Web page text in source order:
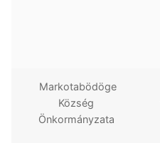
Markotabödöge
Község
Önkormányzata